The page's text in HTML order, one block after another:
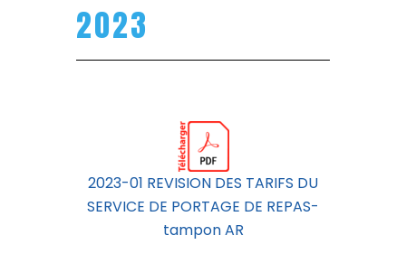
2023
2023-01 REVISION DES TARIFS DU
SERVICE DE PORTAGE DE REPAS-
tampon AR